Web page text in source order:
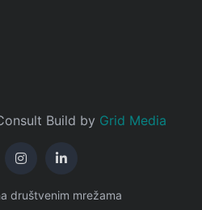
Build by Grid Media
društvenim mrežama